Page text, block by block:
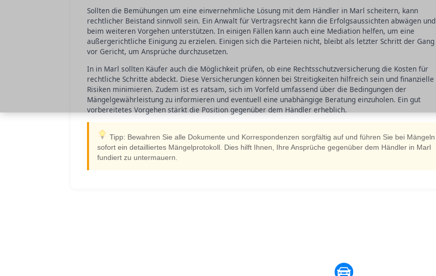
Sollten die Bemühungen um eine einvernehmliche Lösung mit dem Händler in Marl scheitern, kann
rechtlicher Beistand sinnvoll sein. Ein Anwalt für Vertragsrecht kann die Erfolgsaussichten abwägen und
beim weiteren Vorgehen unterstützen. In einigen Fällen kann auch eine Mediation helfen, um eine
außergerichtliche Einigung zu erzielen. Einigen sich die Parteien nicht, bleibt als letzter Schritt der Gang
vor Gericht, um Ansprüche durchzusetzen.
In in Marl sollten Käufer auch die Möglichkeit prüfen, ob eine Rechtsschutzversicherung die Kosten für
rechtliche Schritte abdeckt. Diese Versicherungen können bei Streitigkeiten hilfreich sein und finanzielle
Risiken minimieren. Zudem ist es ratsam, sich im Vorfeld umfassend über die Bedingungen der
Mängelgewährleistung zu informieren und eventuell eine unabhängige Beratung einzuholen. Ein gut
vorbereitetes Vorgehen stärkt die Position gegenüber dem Händler erheblich.
Tipp: Bewahren Sie alle Dokumente und Korrespondenzen sorgfältig auf und führen Sie bei Mängeln
sofort ein detailliertes Mängelprotokoll. Dies hilft Ihnen, Ihre Ansprüche gegenüber dem Händler in Marl
fundiert zu untermauern.